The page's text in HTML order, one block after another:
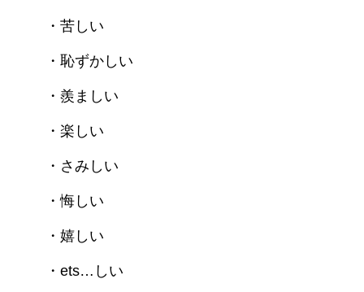
採用情報
ブログ
・苦しい
・恥ずかしい
・羨ましい
・楽しい
・さみしい
・悔しい
・嬉しい
・ets…しい